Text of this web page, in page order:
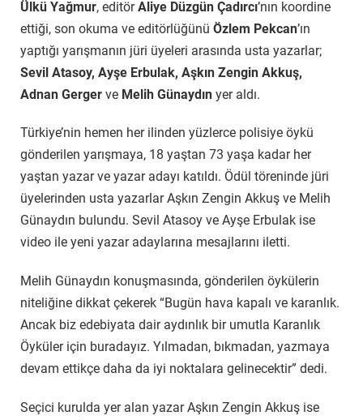
Ülkü Yağmur, editörAliye Düzgün Çadırcı’nın koordine
ettiği, son okuma ve editörlüğünü Özlem Pekcan’ın
yaptığı yarışmanın jüri üyeleri arasında usta yazarlar;
Sevil Atasoy, Ayşe Erbulak, Aşkın Zengin Akkuş,
Adnan Gerger ve Melih Günaydın yer aldı.
Türkiye’nin hemen her ilinden yüzlerce polisiye öykü
gönderilen yarışmaya, 18 yaştan 73 yaşa kadar her
yaştan yazar ve yazar adayı katıldı. Ödül töreninde jüri
üyelerinden usta yazarlar Aşkın Zengin Akkuş ve Melih
Günaydın bulundu. Sevil Atasoy ve Ayşe Erbulak ise
video ile yeni yazar adaylarına mesajlarını iletti.
Melih Günaydın konuşmasında, gönderilen öykülerin
niteliğine dikkat çekerek “Bugün hava kapalı ve karanlık.
Ancak biz edebiyata dair aydınlık bir umutla Karanlık
Öyküler için buradayız. Yılmadan, bıkmadan, yazmaya
devam ettikçe daha da iyi noktalara gelinecektir” dedi.
Seçici kurulda yer alan yazar Aşkın Zengin Akkuş ise